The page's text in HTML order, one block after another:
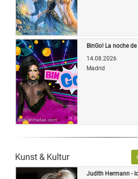
Bild: entradas.com
Bild: entradas.com
BinGo! La noche
14.08.2026
Madrid
Kunst & Kultur
Judith Hermann -